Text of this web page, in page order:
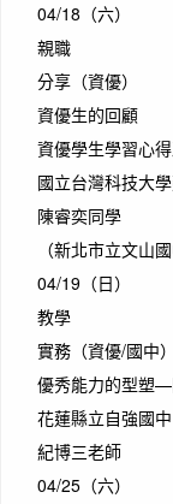
04/18（六）
親職
分享（資優）
資優生的回顧
資優學生學習心
國立台灣科技大
陳睿奕同學
（新北市立文山
04/19（日）
教學
實務（資優/國中）
優秀能力的型塑—
花蓮縣立自強國中
紀博三老師
04/25（六）